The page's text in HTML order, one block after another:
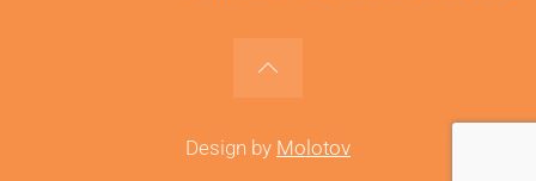
Design by Molotov